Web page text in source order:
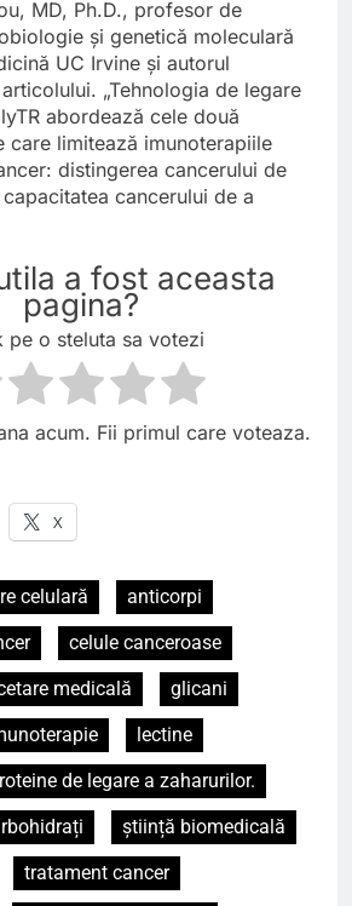
MD, Ph.D., profesor de
și genetică moleculară
UC Irvine și autorul
„Tehnologia de legare
abordează cele două
care limitează imunoterapiile
distingerea cancerului de
cancerului de a
a fost aceasta
pagina?
pe o steluta sa votezi
acum. Fii primul care voteaza.
X
celulară
anticorpi
celule canceroase
medicală
glicani
lectine
de legare a zaharurilor.
știință biomedicală
tratament cancer